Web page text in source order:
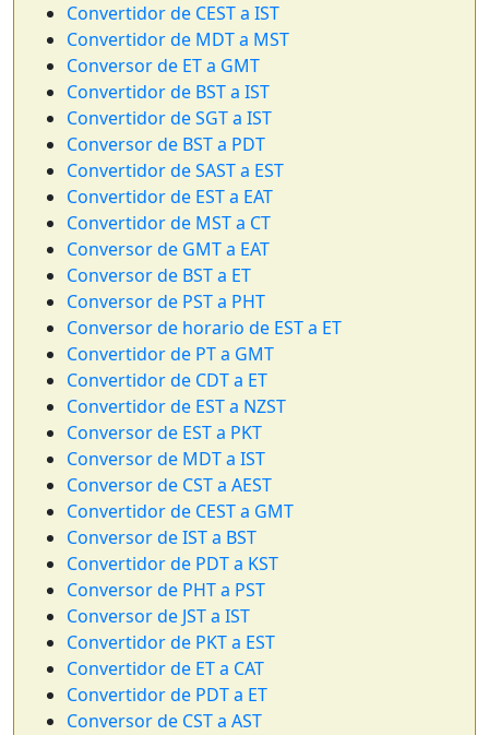
Convertidor de CEST a IST
Convertidor de MDT a MST
Conversor de ET a GMT
Convertidor de BST a IST
Convertidor de SGT a IST
Conversor de BST a PDT
Convertidor de SAST a EST
Convertidor de EST a EAT
Convertidor de MST a CT
Conversor de GMT a EAT
Conversor de BST a ET
Conversor de PST a PHT
Conversor de horario de EST a ET
Convertidor de PT a GMT
Convertidor de CDT a ET
Convertidor de EST a NZST
Conversor de EST a PKT
Conversor de MDT a IST
Conversor de CST a AEST
Convertidor de CEST a GMT
Conversor de IST a BST
Convertidor de PDT a KST
Conversor de PHT a PST
Conversor de JST a IST
Convertidor de PKT a EST
Convertidor de ET a CAT
Convertidor de PDT a ET
Conversor de CST a AST